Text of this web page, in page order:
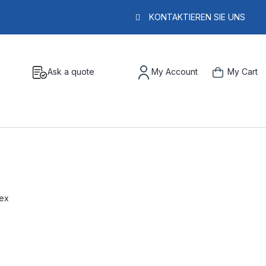
KONTAKTIEREN SIE UNS
Ask a quote My Account My Cart